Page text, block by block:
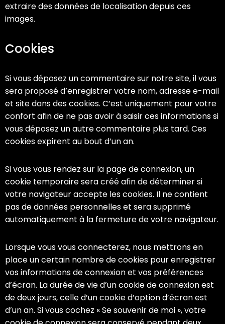
extraire des données de localisation depuis ces
images.
Cookies
Si vous déposez un commentaire sur notre site, il vous
sera proposé d’enregistrer votre nom, adresse e-mail
et site dans des cookies. C’est uniquement pour votre
confort afin de ne pas avoir à saisir ces informations si
vous déposez un autre commentaire plus tard. Ces
cookies expirent au bout d’un an.
Si vous vous rendez sur la page de connexion, un
cookie temporaire sera créé afin de déterminer si
votre navigateur accepte les cookies. Il ne contient
pas de données personnelles et sera supprimé
automatiquement à la fermeture de votre navigateur.
Lorsque vous vous connecterez, nous mettrons en
place un certain nombre de cookies pour enregistrer
vos informations de connexion et vos préférences
d’écran. La durée de vie d’un cookie de connexion est
de deux jours, celle d’un cookie d’option d’écran est
d’un an. Si vous cochez « Se souvenir de moi », votre